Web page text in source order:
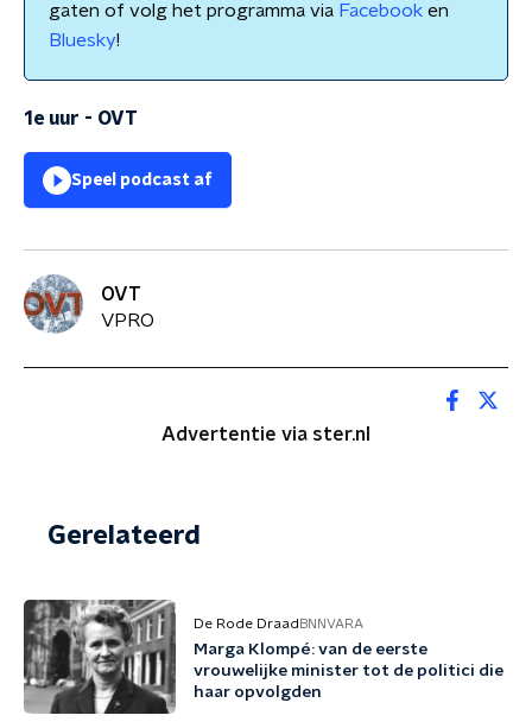
gaten of volg het programma via Facebook en
Bluesky!
1e uur - OVT
Speel podcast af
OVT
VPRO
Advertentie via ster.nl
Gerelateerd
De Rode Draad BNNVARA
Marga Klompé: van de eerste
vrouwelijke minister tot de politici die
haar opvolgden